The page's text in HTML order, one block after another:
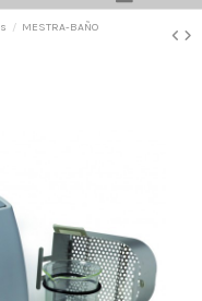
MESTRA-BAÑO